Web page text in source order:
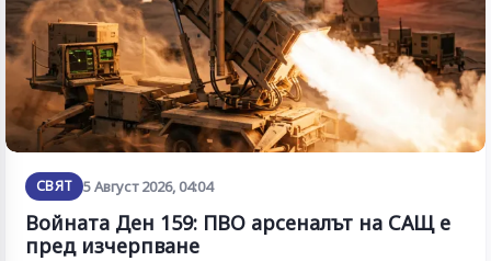
СВЯТ 5 Август 2026, 04:04
Войната Ден 159: ПВО арсеналът на САЩ е
пред изчерпване